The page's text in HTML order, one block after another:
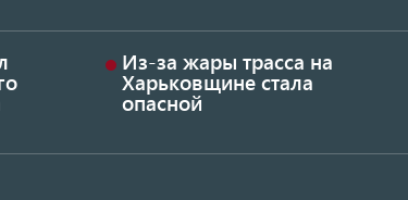
Из-за жары трасса на
Харьковщине стала
опасной